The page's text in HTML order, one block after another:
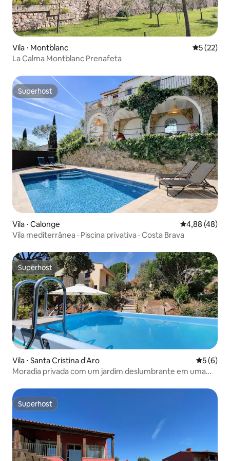
Vila ⋅ Montblanc 5 de uma
5 (22)
La Calma Montblanc Prenafeta
Superhost
Superhost
Vila ⋅ Calonge 4,88 de uma
4,88 (48)
Vila mediterrânea · Piscina privativa · Costa Brava
Superhost
Superhost
Vila ⋅ Santa Cristina d'Aro 5 de
5 (6)
Moradia privada com um jardim deslumbrante em uma
Superhost
Superhost